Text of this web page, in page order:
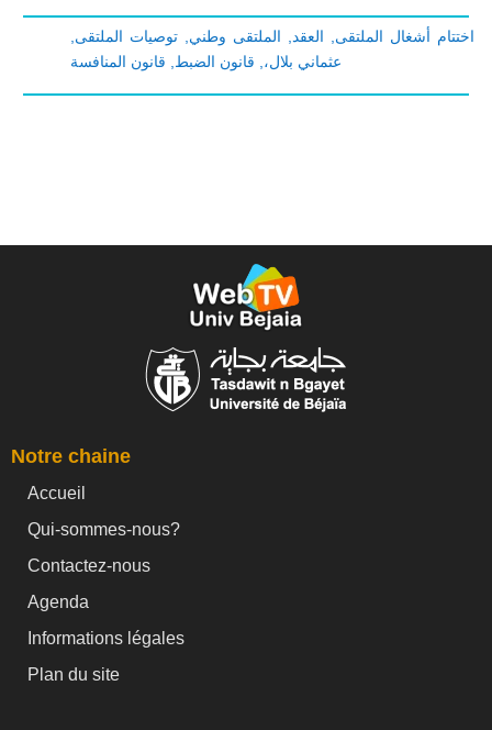
اختتام أشغال الملتقى العقد الملتقى وطني ,توصيات الملتقى
عثماني بلال،
قانون الضبط قانون المنافسة
Notre chaine
Accueil
Qui-sommes-nous?
Contactez-nous
Agenda
Informations légales
Plan du site